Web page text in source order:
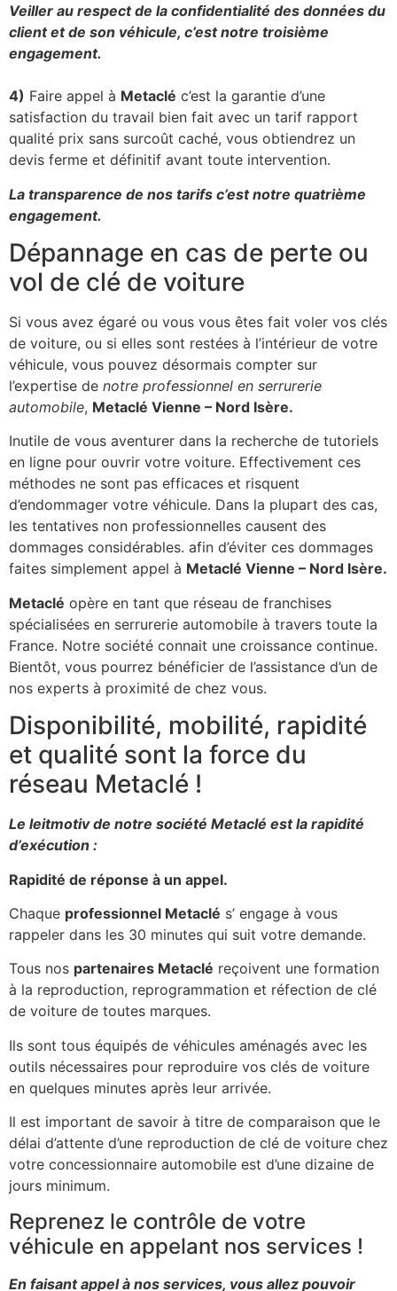
Veiller au respect de la confidentialité des données du
client et de son véhicule, c’est notre troisième
engagement.
4) Faire appel à Metaclé c’est la garantie d’une
satisfaction du travail bien fait avec un tarif rapport
qualité prix sans surcoût caché, vous obtiendrez un
devis ferme et définitif avant toute intervention.
La transparence de nos tarifs c’est notre quatrième
engagement.
Dépannage en cas de perte ou
vol de clé de voiture
Si vous avez égaré ou vous vous êtes fait voler vos clés
de voiture, ou si elles sont restées à l’intérieur de votre
véhicule, vous pouvez désormais compter sur
l’expertise de notre professionnel en serrurerie
automobile, Metaclé Vienne – Nord Isère.
Inutile de vous aventurer dans la recherche de tutoriels
en ligne pour ouvrir votre voiture. Effectivement ces
méthodes ne sont pas efficaces et risquent
d’endommager votre véhicule. Dans la plupart des cas,
les tentatives non professionnelles causent des
dommages considérables. afin d’éviter ces dommages
faites simplement appel à Metaclé Vienne – Nord Isère.
Metaclé opère en tant que réseau de franchises
spécialisées en serrurerie automobile à travers toute la
France. Notre société connait une croissance continue.
Bientôt, vous pourrez bénéficier de l’assistance d’un de
nos experts à proximité de chez vous.
Disponibilité, mobilité, rapidité
et qualité sont la force du
réseau Metaclé !
Le leitmotiv de notre société Metaclé est la rapidité
d’exécution :
Rapidité de réponse à un appel.
Chaque professionnel Metaclé s’ engage à vous
rappeler dans les 30 minutes qui suit votre demande.
Tous nos partenaires Metaclé reçoivent une formation
à la reproduction, reprogrammation et réfection de clé
de voiture de toutes marques.
Ils sont tous équipés de véhicules aménagés avec les
outils nécessaires pour reproduire vos clés de voiture
en quelques minutes après leur arrivée.
Il est important de savoir à titre de comparaison que le
délai d’attente d’une reproduction de clé de voiture chez
votre concessionnaire automobile est d’une dizaine de
jours minimum.
Reprenez le contrôle de votre
véhicule en appelant nos services !
En faisant appel à nos services, vous allez pouvoir